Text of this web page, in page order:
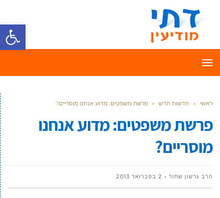
פתח
תפריט
ראשי » חדשות חדש » פרשת משפטים: מדוע אנחנו מוסריים?
פרשת משפטים: מדוע אנחנו
מוסריים?
הרב גרשון שחור 2 בפברואר 2013